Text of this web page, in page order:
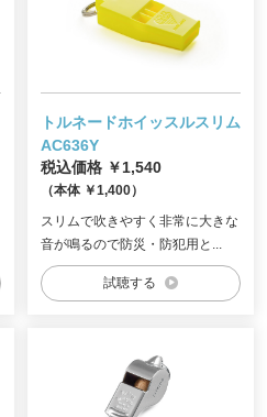
トルネードホイッスルスリム
AC636Y
税込価格 ￥1,540
（本体 ￥1,400）
スリムで吹きやすく非常に大きな
音が鳴るので防災・防犯用と...
試聴する